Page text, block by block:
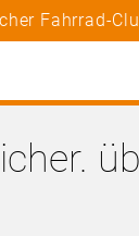
Fahrrad-